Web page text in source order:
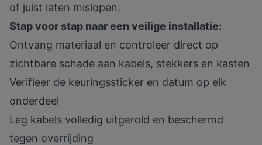
of juist laten mislopen.
Stap voor stap naar een veilige installatie:
Ontvang materiaal en controleer direct op
zichtbare schade aan kabels, stekkers en kasten
Verifieer de keuringssticker en datum op elk
onderdeel
Leg kabels volledig uitgerold en beschermd
tegen overrijding